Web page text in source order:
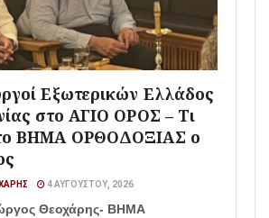
Εξωτερικών Ελλάδος
στο ΑΓΙΟ ΟΡΟΣ – Τι
ΒΗΜΑ ΟΡΘΟΔΟΞΙΑΣ ο
4 ΑΥΓΟΎΣΤΟΥ, 2026
Θεοχάρης- ΒΗΜΑ